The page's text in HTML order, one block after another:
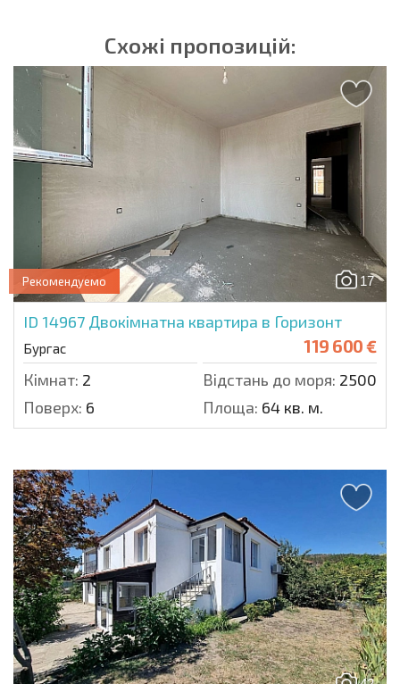
Схожі пропозицій:
17
Рекомендуемо
ID 14967 Двокімнатна квартира в Горизонт
Бургас 119 600 €
Кімнат: 2 Відстань до моря: 2500 м.
Поверх: 6 Площа: 64 кв. м.